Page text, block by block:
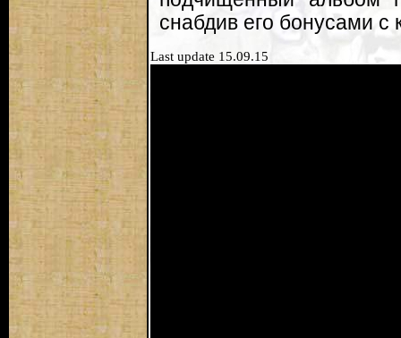
снабдив его бонусами с
Last update 15.09.15